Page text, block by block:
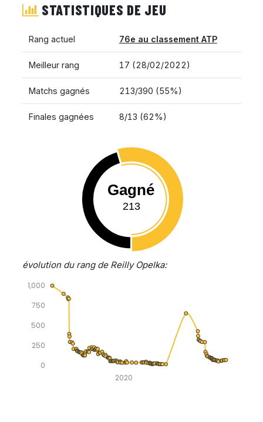
STATISTIQUES DE JEU
Rang actuel 76e au classement ATP
Meilleur rang 17 (28/02/2022)
Matchs gagnés 213/390 (55%)
Finales gagnées 8/13 (62%)
Gagné
213
évolution du rang de Reilly Opelka:
0
250
500
750
1,000
2020